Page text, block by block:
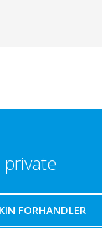
FORHANDLER